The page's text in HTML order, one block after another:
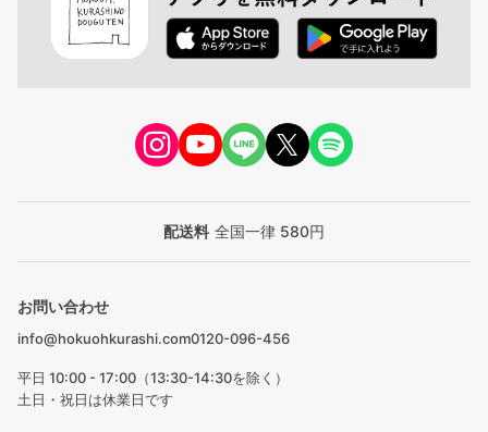
配送料 全国一律 580円
お問い合わせ
info@hokuohkurashi.com0120-096-456
平日 10:00 - 17:00（13:30-14:30を除く）
土日・祝日は休業日です